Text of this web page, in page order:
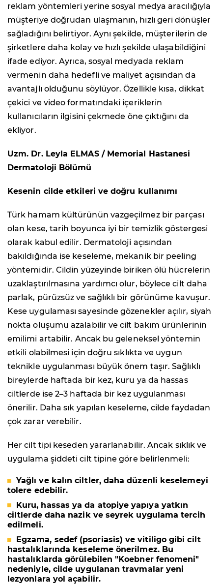
reklam yöntemleri yerine sosyal medya aracılığıyla
müşteriye doğrudan ulaşmanın, hızlı geri dönüşler
sağladığını belirtiyor. Aynı şekilde, müşterilerin de
şirketlere daha kolay ve hızlı şekilde ulaşabildiğini
ifade ediyor. Ayrıca, sosyal medyada reklam
vermenin daha hedefli ve maliyet açısından da
avantajlı olduğunu söylüyor. Özellikle kısa, dikkat
çekici ve video formatındaki içeriklerin
kullanıcıların ilgisini çekmede öne çıktığını da
ekliyor.
Uzm. Dr. Leyla ELMAS / Memorial Hastanesi
Dermatoloji Bölümü
Kesenin cilde etkileri ve doğru kullanımı
Türk hamam kültürünün vazgeçilmez bir parçası
olan kese, tarih boyunca iyi bir temizlik göstergesi
olarak kabul edilir. Dermatoloji açısından
bakıldığında ise keseleme, mekanik bir peeling
yöntemidir. Cildin yüzeyinde biriken ölü hücrelerin
uzaklaştırılmasına yardımcı olur, böylece cilt daha
parlak, pürüzsüz ve sağlıklı bir görünüme kavuşur.
Kese uygulaması sayesinde gözenekler açılır, siyah
nokta oluşumu azalabilir ve cilt bakım ürünlerinin
emilimi artabilir. Ancak bu geleneksel yöntemin
etkili olabilmesi için doğru sıklıkta ve uygun
teknikle uygulanması büyük önem taşır. Sağlıklı
bireylerde haftada bir kez, kuru ya da hassas
ciltlerde ise 2–3 haftada bir kez uygulanması
önerilir. Daha sık yapılan keseleme, cilde faydadan
çok zarar verebilir.
Her cilt tipi keseden yararlanabilir. Ancak sıklık ve
uygulama şiddeti cilt tipine göre belirlenmeli:
Yağlı ve kalın ciltler, daha düzenli keselemeyi
tolere edebilir.
Kuru, hassas ya da atopiye yapıya yatkın
ciltlerde daha nazik ve seyrek uygulama tercih
edilmeli.
Egzama, sedef (psoriasis) ve vitiligo gibi cilt
hastalıklarında keseleme önerilmez. Bu
hastalıklarda görülebilen "Koebner fenomeni"
nedeniyle, cilde uygulanan travmalar yeni
lezyonlara yol açabilir.